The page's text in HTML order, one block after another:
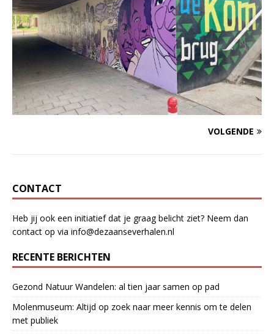
VOLGENDE
CONTACT
Heb jij ook een initiatief dat je graag belicht ziet? Neem dan
contact op via info@dezaanseverhalen.nl
RECENTE BERICHTEN
Gezond Natuur Wandelen: al tien jaar samen op pad
Molenmuseum: Altijd op zoek naar meer kennis om te delen
met publiek